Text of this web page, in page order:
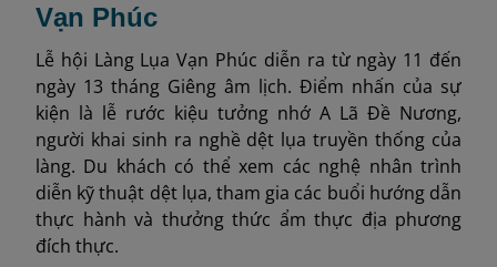
Vạn Phúc
Lễ hội Làng Lụa Vạn Phúc diễn ra từ ngày 11 đến
ngày 13 tháng Giêng âm lịch. Điểm nhấn của sự
kiện là lễ rước kiệu tưởng nhớ A Lã Đề Nương,
người khai sinh ra nghề dệt lụa truyền thống của
làng. Du khách có thể xem các nghệ nhân trình
diễn kỹ thuật dệt lụa, tham gia các buổi hướng dẫn
thực hành và thưởng thức ẩm thực địa phương
đích thực.